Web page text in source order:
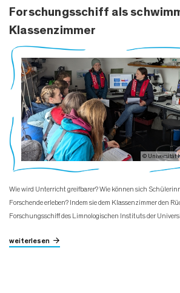
Forschungsschiff als
Klassenzimmer
© Universität
Wie wird Unterricht greifbarer? Wie können sich
Forschende erleben? Indem sie dem Klassenzimmer den
Forschungsschiff des Limnologischen Instituts der
weiterlesen